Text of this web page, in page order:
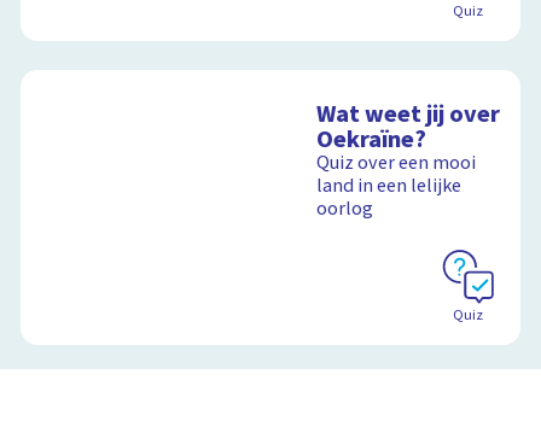
Quiz
Wat weet jij over
Oekraïne?
Quiz over een mooi
land in een lelijke
oorlog
Quiz